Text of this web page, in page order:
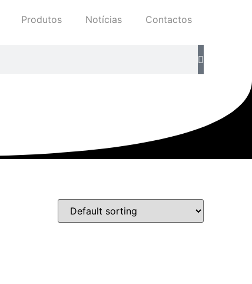
Produtos Notícias Contactos